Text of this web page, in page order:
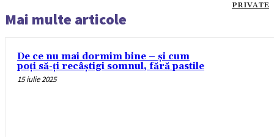
PRIVATE
Mai multe articole
De ce nu mai dormim bine – și cum
poți să-ți recâștigi somnul, fără pastile
15 iulie 2025